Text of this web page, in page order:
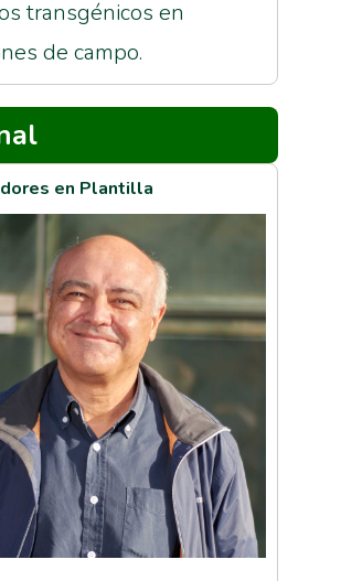
transgénicos en
de campo.
en Plantilla